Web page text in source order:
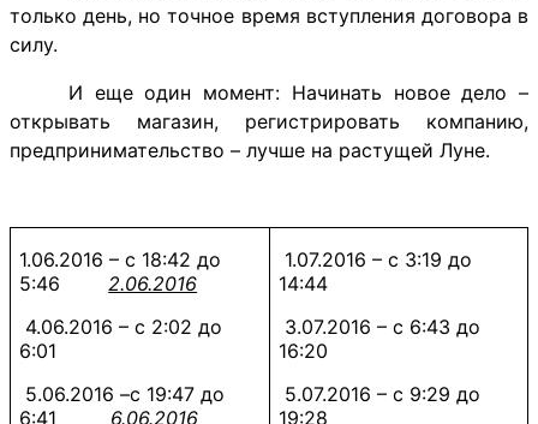
только день, но точное время вступления договора в
силу.
И еще один момент: Начинать новое дело –
открывать магазин, регистрировать компанию,
предпринимательство – лучше на растущей Луне.
1.06.2016 – с 18:42 до
5:46 2.06.2016
4.06.2016 – с 2:02 до
6:01
5.06.2016 –с 19:47 до
6:41 6.06.2016
1.07.2016 – с 3:19 до
14:44
3.07.2016 – с 6:43 до
16:20
5.07.2016 – с 9:29 до
19:28